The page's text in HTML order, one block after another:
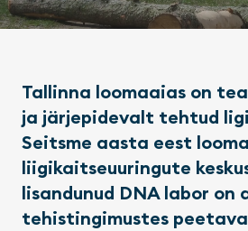
Tallinna loomaaias on
ja järjepidevalt tehtud
Seitsme aasta eest
liigikaitseuuringute
lisandunud DNA labor on
tehistingimustes